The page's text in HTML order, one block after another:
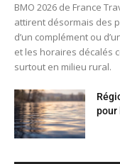
BMO 2026 de France
attirent désormais des
d’un complément ou
et les horaires décalés
surtout en milieu rural.
pour